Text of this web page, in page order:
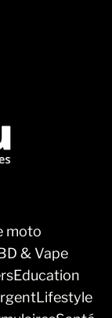
moto
& Vape
Education
Lifestyle